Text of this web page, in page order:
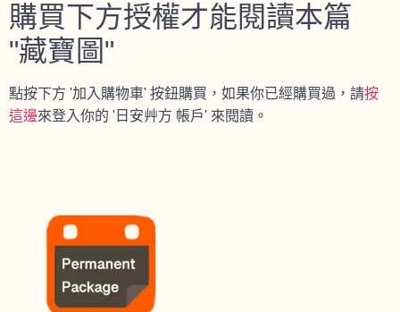
購買下方授權才能閱讀本篇
"藏寶圖"
點按下方 '加入購物車' 按鈕購買，如果你已經購買過，請按
這邊來登入你的 '日安艸方 帳戶' 來閱讀。